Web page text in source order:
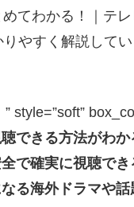
てわかる！｜テ
やすく解説して
style=”soft”
できる方法がわか
で確実に視聴でき
る海外ドラマや